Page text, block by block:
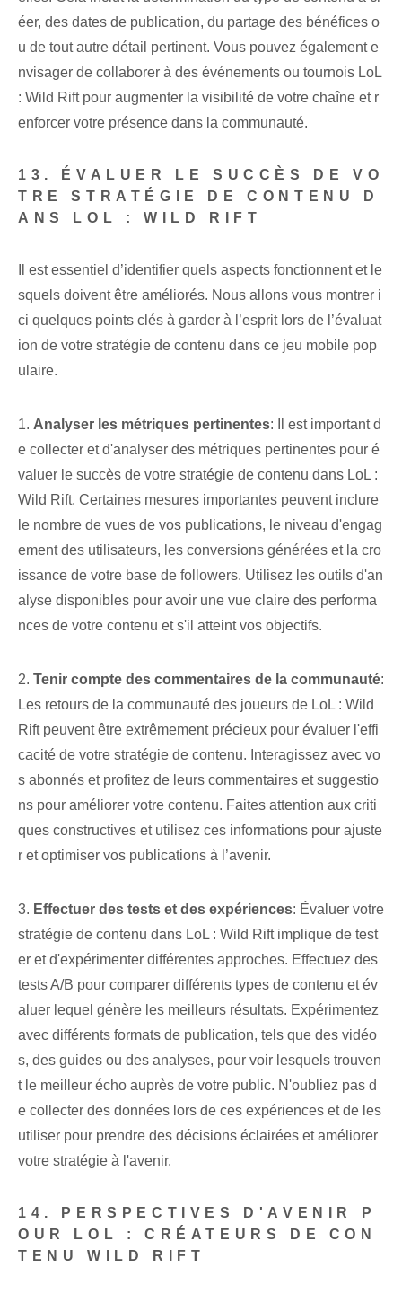
éer, des dates de publication, du partage des bénéfices o
u de tout autre détail pertinent. Vous pouvez également e
nvisager de collaborer à des événements ou tournois LoL
: Wild Rift pour augmenter la visibilité de votre chaîne et r
enforcer votre présence dans la communauté.
13. ÉVALUER LE SUCCÈS DE VO
TRE STRATÉGIE DE CONTENU D
ANS LOL : WILD RIFT
Il est essentiel d’identifier quels aspects fonctionnent et le
squels doivent être améliorés. Nous allons vous montrer i
ci quelques points clés à garder à l’esprit lors de l’évaluat
ion de votre stratégie de contenu dans ce jeu mobile pop
ulaire.
1. Analyser les métriques pertinentes: Il est important d
e collecter et d'analyser des métriques pertinentes pour é
valuer le succès de votre stratégie de contenu dans LoL :
Wild Rift. Certaines mesures importantes peuvent inclure
le nombre de vues de vos publications, le niveau d'engag
ement des utilisateurs, les conversions générées et la cro
issance de votre base de followers. Utilisez les outils d'an
alyse disponibles pour avoir une vue claire des performa
nces de votre contenu et s'il atteint vos objectifs.
2. Tenir compte des commentaires de la communauté:
Les retours de la communauté des joueurs de LoL : Wild
Rift peuvent être extrêmement précieux pour évaluer l'effi
cacité de votre stratégie de contenu. Interagissez avec vo
s abonnés et profitez de leurs commentaires et suggestio
ns pour améliorer votre contenu. Faites attention aux criti
ques constructives et utilisez ces informations pour ajuste
r et optimiser vos publications à l’avenir.
3. Effectuer des tests et des expériences: Évaluer votre
stratégie de contenu dans LoL : Wild Rift implique de test
er et d'expérimenter différentes approches. Effectuez des
tests A/B pour comparer différents types de contenu et év
aluer lequel génère les meilleurs résultats. Expérimentez
avec différents formats de publication, tels que des vidéo
s, des guides ou des analyses, pour voir lesquels trouven
t le meilleur écho auprès de votre public. N'oubliez pas d
e collecter des données lors de ces expériences et de les
utiliser pour prendre des décisions éclairées et améliorer
votre stratégie à l'avenir.
14. PERSPECTIVES D'AVENIR P
OUR LOL : CRÉATEURS DE CON
TENU WILD RIFT